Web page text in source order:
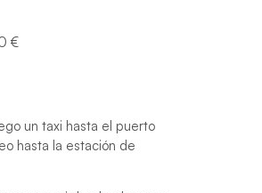
€
un taxi hasta el puerto
hasta la estación de